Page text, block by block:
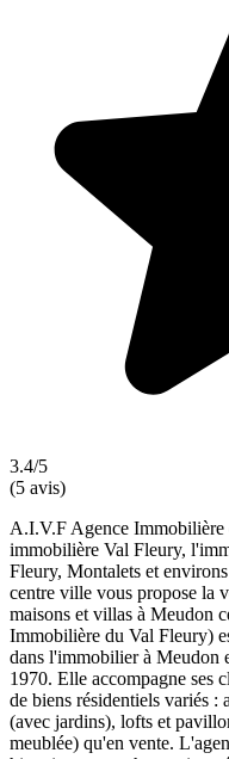
3.4/5
(5 avis)
A.I.V.F Agence Immobilière
immobilière Val Fleury,
Fleury, Montalets et
centre ville vous propose la
maisons et villas à Meudon
Immobilière du Val Fleury)
dans l'immobilier à Meudon
1970. Elle accompagne ses
de biens résidentiels variés :
(avec jardins), lofts et
meublée) qu'en vente.